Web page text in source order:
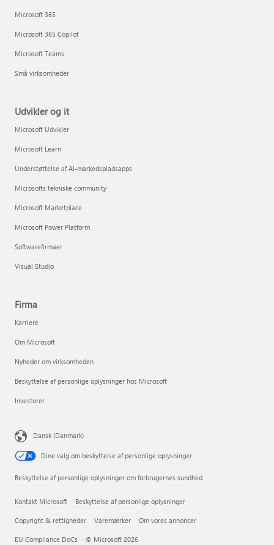
Microsoft 365
Microsoft 365 Copilot
Microsoft Teams
Små virksomheder
Udvikler og it
Microsoft Udvikler
Microsoft Learn
Understøttelse af AI-markedspladsapps
Microsofts tekniske community
Microsoft Marketplace
Microsoft Power Platform
Softwarefirmaer
Visual Studio
Firma
Karriere
Om Microsoft
Nyheder om virksomheden
Beskyttelse af personlige oplysninger hos Microsoft
Investorer
Dansk (Danmark)
Dine valg om beskyttelse af personlige oplysninger
Beskyttelse af personlige oplysninger om forbrugernes sundhed
Kontakt Microsoft Beskyttelse af personlige oplysninger
Copyright & rettigheder Varemærker Om vores annoncer
EU Compliance DoCs © Microsoft 2026